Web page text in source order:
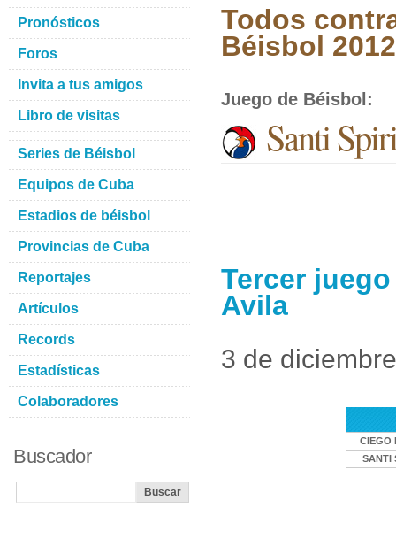
Todos
Béisbol
Juego de Béisbol :
Santi
Tercer
Avila
3 de
CIEGO
SANTI
Pronósticos
Foros
Invita a tus amigos
Libro de visitas
Series de Béisbol
Equipos de Cuba
Estadios de béisbol
Provincias de Cuba
Reportajes
Artículos
Records
Estadísticas
Colaboradores
Buscador